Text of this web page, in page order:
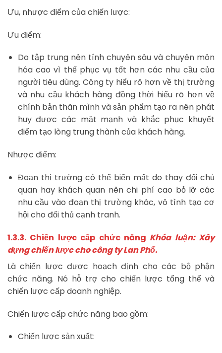
Ưu, nhược điểm của chiến lược:
Ưu điểm:
Do tập trung nên tính chuyên sâu và chuyên môn
hóa cao vì thế phục vụ tốt hơn các nhu cầu của
người tiêu dùng. Công ty hiểu rõ hơn về thị trường
và nhu cầu khách hàng đồng thời hiểu rõ hơn về
chính bản thân mình và sản phẩm tạo ra nên phát
huy được các mặt mạnh và khắc phục khuyết
điểm tạo lòng trung thành của khách hàng.
Nhược điểm:
Đoạn thị trường có thể biến mất do thay đổi chủ
quan hay khách quan nên chi phí cao bỏ lỡ các
nhu cầu vào đoạn thị trường khác, vô tình tạo cơ
hội cho đối thủ cạnh tranh.
1.3.3. Chiến lược cấp chức năng Khóa luận: Xây
dựng chiến lược cho công ty Lan Phố.
Là chiến lược được hoạch định cho các bộ phận
chức năng. Nó hỗ trợ cho chiến lược tổng thể và
chiến lược cấp doanh nghiệp.
Chiến lược cấp chức năng bao gồm:
Chiến lược sản xuất: